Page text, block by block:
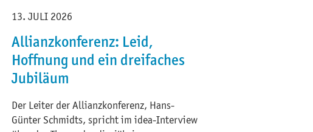
13. JULI 2026
Allianzkonferenz: Leid,
Hoffnung und ein dreifaches
Jubiläum
Der Leiter der Allianzkonferenz, Hans-
Günter Schmidts, spricht im idea-Interview